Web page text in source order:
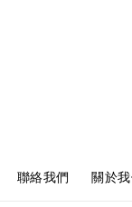
聯絡我們 關於